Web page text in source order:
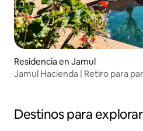
Residencia en Jamul
Jamul Hacienda | Retiro para
Destinos para explorar